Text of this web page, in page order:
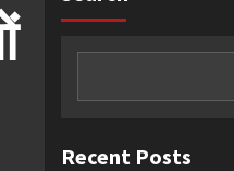
Recent Posts